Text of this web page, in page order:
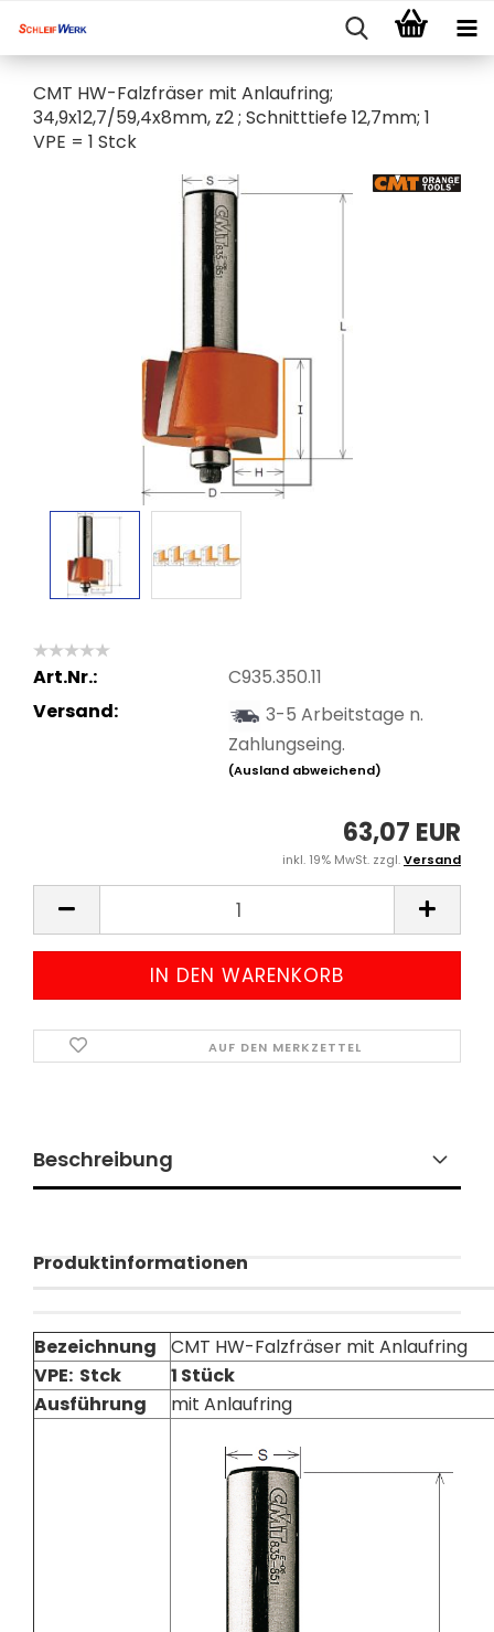
CMT HW-Falzfräser mit Anlaufring;
34,9x12,7/59,4x8mm, z2 ; Schnitttiefe 12,7mm; 1
VPE = 1 Stck
Art.Nr.:
C935.350.11
Versand:
3-5 Arbeitstage n.
Zahlungseing.
(Ausland abweichend)
63,07 EUR
inkl. 19% MwSt. zzgl.Versand
AUF DEN MERKZETTEL
Beschreibung
Produktinformationen
Bezeichnung
CMT HW-Falzfräser mit Anlaufring
VPE: Stck
1 Stück
Ausführung
mit Anlaufring